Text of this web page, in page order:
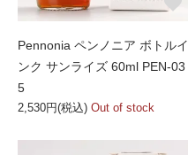
Pennonia ペンノニア ボトルイ
ンク サンライズ 60ml PEN-03
5
2,530円(税込) Out of stock